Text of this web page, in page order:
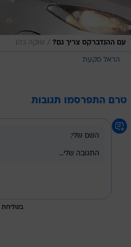
עם ההנדברקס צריך גם? / שוקה כהן
הראל סקעת
טרם התפרסמו תגובות
בשליחת